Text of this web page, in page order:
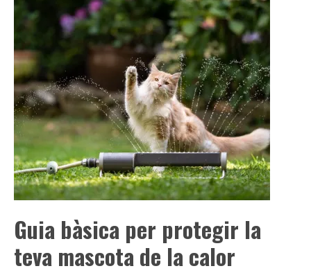
Guia bàsica per protegir la
teva mascota de la calor